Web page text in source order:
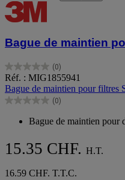
Bague de maintien
(0)
0.0
sur
5
étoiles.
Réf. : MIG1855941
Bague de maintien pour filtres
(0)
0.0
Bague de maintien pour
15.35 CHF. H.T.
16.59 CHF. T.T.C.